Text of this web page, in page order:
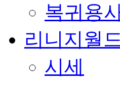
복귀용
리니지월드
시세